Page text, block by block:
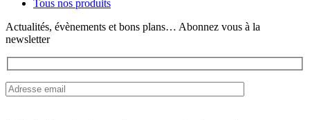
page
du
Tous nos produits
Actualités, évènements et bons plans… Abonnez vous à la
newsletter